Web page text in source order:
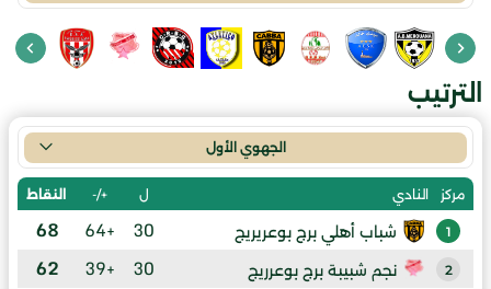
الترتيب
الجهوي الأول
مركز النادي ل +/- النقاط
1 شباب أهلي برج بوعريريج 30
+64
68
2 نجم شبيبة برج بوعرريج 30
+39
62